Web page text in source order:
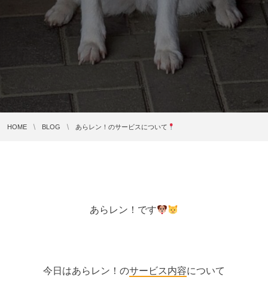
HOME BLOG あらレン！のサービスについて
あらレン！です
今日はあらレン！のサービス内容について